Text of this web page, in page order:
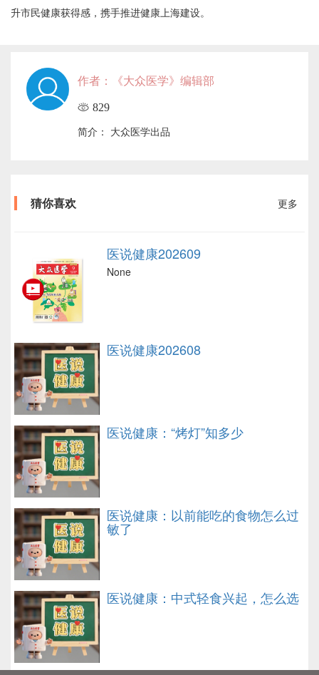
升市民健康获得感，携手推进健康上海建设。
作者：《大众医学》编辑部
829
简介： 大众医学出品
猜你喜欢 更多
医说健康202609
None
医说健康202608
医说健康：“烤灯”知多少
医说健康：以前能吃的食物怎么过
敏了
医说健康：中式轻食兴起，怎么选